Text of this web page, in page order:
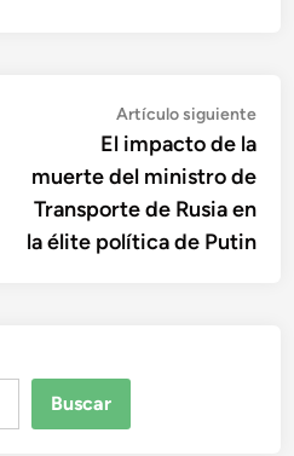
Artículo siguiente
El impacto de la
muerte del ministro de
Transporte de Rusia en
la élite política de Putin
Buscar